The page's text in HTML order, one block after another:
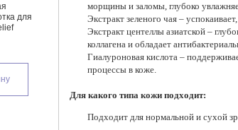
для
Бустер-сыворотка для лица с
микроиглами и коллагеном VT
Cosmetics Collagen Reedle
Shot 100, 50 мл
сыворотка
кожи лица с
PDRN
1 520 ₽
морщины и заломы, глубоко
Экстракт зеленого чая –
Экстракт центеллы азиатской –
коллагена и обладает
Гиалуроновая кислота –
процессы в коже.
Для какого типа кожи подходит:
Подходит для нормальной и сухой